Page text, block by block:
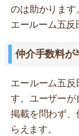
のは助かります
エールーム五反
仲介手数料が
エールーム五反
す。ユーザーが
掲載を問わず、
らえます。